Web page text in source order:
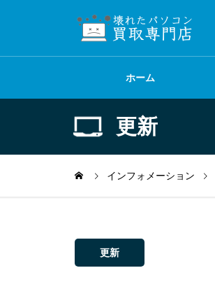
ホーム
更新
インフォメーション
更新